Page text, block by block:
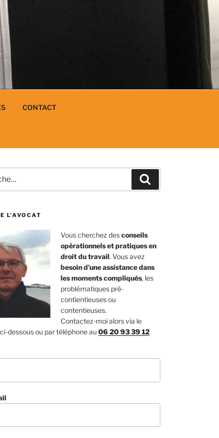
CONTACT
L’AVOCAT
Vous cherchez desconseils
opérationnels et pratiques en
droit du travail. Vous avez
besoin d’une assistance dans
les moments compliqués, les
problématiques pré-
contientieuses ou
contentieuses.
Contactez-moi alors via le
dessous ou par téléphone au 06 20 93 39 12